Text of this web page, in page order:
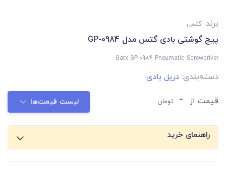
برند: گتس
پیچ گوشتی بادی گتس مدل GP-0984
Gatx GP-0984 Pneumatic Screwdriver
دسته‌بندی: دریل بادی
قیمت از - تومان لیست قیمت‌ها
راهنمای خرید